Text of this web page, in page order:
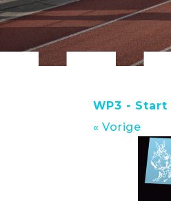
WP3 - Start
« Vorige